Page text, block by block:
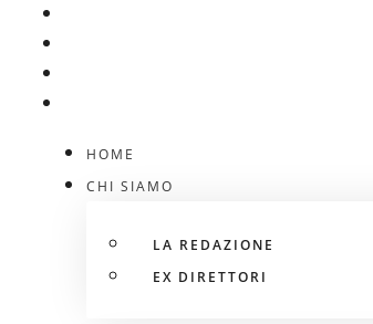
HOME
CHI SIAMO
LA REDAZIONE
EX DIRETTORI